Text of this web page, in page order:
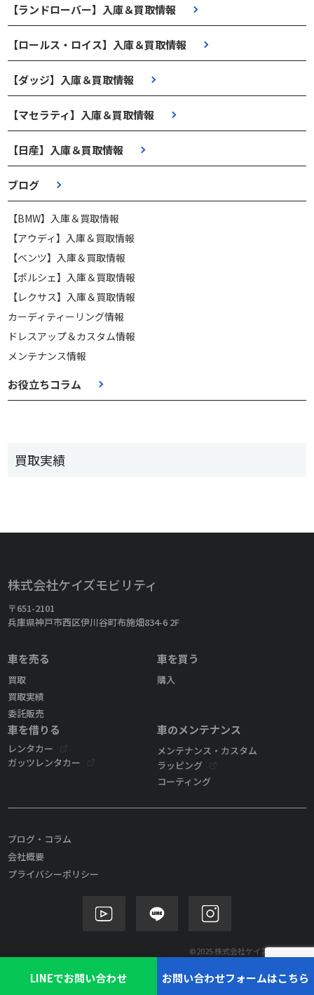
LINEでお問い合わせ お問い合わせフォームはこちら
【ランドローバー】入庫＆買取情報
【ロールス・ロイス】入庫＆買取情報
【ダッジ】入庫＆買取情報
【マセラティ】入庫＆買取情報
【日産】入庫＆買取情報
ブログ
【BMW】入庫＆買取情報
【アウディ】入庫＆買取情報
【ベンツ】入庫＆買取情報
【ポルシェ】入庫＆買取情報
【レクサス】入庫＆買取情報
カーディティーリング情報
ドレスアップ＆カスタム情報
メンテナンス情報
お役立ちコラム
買取実績
株式会社ケイズモビリティ
〒651-2101
兵庫県神戸市西区伊川谷町布施畑834-6 2F
車を売る
買取
買取実績
委託販売
車を買う
購入
車を借りる
レンタカー
ガッツレンタカー
車のメンテナンス
メンテナンス・カスタム
ラッピング
コーティング
ブログ・コラム
会社概要
プライバシーポリシー
©2025 株式会社ケイズモビリティ